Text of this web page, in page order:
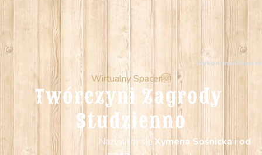
Wykonanie Rimset
Wirtualny Spacer
Twórczyni Zagrody
Studzienno
Nazywam się Xymena Sośnicka i od